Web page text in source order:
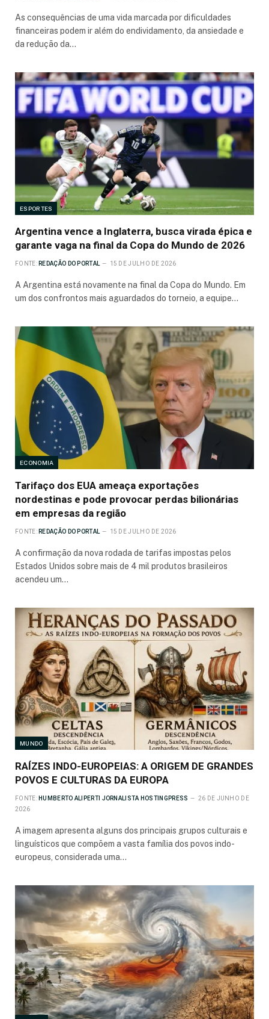
As consequências de uma vida marcada por dificuldades
financeiras podem ir além do endividamento, da ansiedade e
da redução da…
ESPORTES
Argentina vence a Inglaterra, busca virada épica e
garante vaga na final da Copa do Mundo de 2026
FONTE: REDAÇÃO DO PORTAL 15 DE JULHO DE 2026
A Argentina está novamente na final da Copa do Mundo. Em
um dos confrontos mais aguardados do torneio, a equipe…
ECONOMIA
Tarifaço dos EUA ameaça exportações
nordestinas e pode provocar perdas bilionárias
em empresas da região
FONTE: REDAÇÃO DO PORTAL 15 DE JULHO DE 2026
A confirmação da nova rodada de tarifas impostas pelos
Estados Unidos sobre mais de 4 mil produtos brasileiros
acendeu um…
MUNDO
RAÍZES INDO-EUROPEIAS: A ORIGEM DE GRANDES
POVOS E CULTURAS DA EUROPA
FONTE: HUMBERTO ALIPERTI JORNALISTA HOSTINGPRESS
26 DE JUNHO DE
2026
A imagem apresenta alguns dos principais grupos culturais e
linguísticos que compõem a vasta família dos povos indo-
europeus, considerada uma…